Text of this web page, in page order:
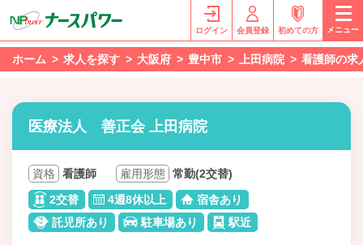
ログイン 会員登録 初めての方 メニュー
ホーム 求人を探す 大阪府 豊中市 上田病院 看護師の求
医療法人 善正会 上田病院
資格 看護師 雇用形態 常勤(2交替)
2交替
4週8休以上
宿舎あり
託児所あり
駐車場あり 駅近